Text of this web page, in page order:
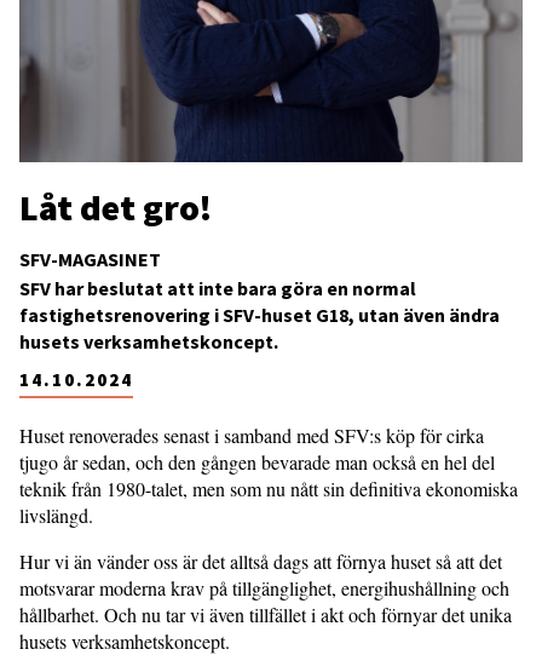
SFV-MAGASINET
Låt det gro!
14.10.2024
SFV har beslutat att inte bara göra en normal
fastighetsrenovering i SFV-huset G18, utan även ändra
husets verksamhetskoncept.
Huset renoverades senast i samband med SFV:s köp för cirka
tjugo år sedan, och den gången bevarade man också en hel del
teknik från 1980-talet, men som nu nått sin definitiva ekonomiska
livslängd.
Hur vi än vänder oss är det alltså dags att förnya huset så att det
motsvarar moderna krav på tillgänglighet, energihushållning och
hållbarhet. Och nu tar vi även tillfället i akt och förnyar det unika
husets verksamhetskoncept.